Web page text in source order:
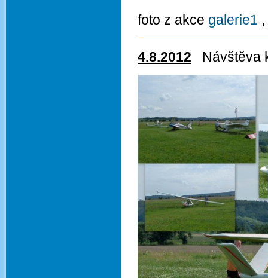
foto z akce galerie1 ,
4.8.2012 Návštěva